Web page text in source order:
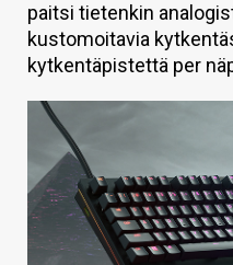
KAUPPA
VAIHDA TEEMA
HAKU
paitsi tietenkin
kustomoitavia
kytkentäpistettä per